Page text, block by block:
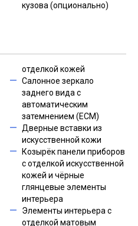
кузова (опционально)
отделкой кожей
Салонное зеркало
заднего вида с
автоматическим
затемнением (ECM)
Дверные вставки из
искусственной кожи
Козырёк панели приборов
с отделкой искусственной
кожей и чёрные
глянцевые элементы
интерьера
Элементы интерьера с
отделкой матовым